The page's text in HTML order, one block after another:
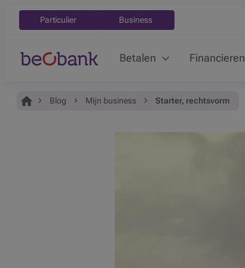
Particulier Business
Betalen Financieren
Je bent hier:
Home Blog Mijn business Starter, rechtsvorm